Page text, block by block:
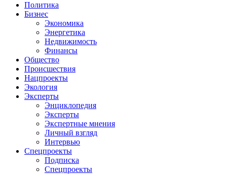
Политика
Бизнес
Экономика
Энергетика
Недвижимость
Финансы
Общество
Происшествия
Нацпроекты
Экология
Эксперты
Энциклопедия
Эксперты
Экспертные мнения
Личный взгляд
Интервью
Спецпроекты
Подписка
Спецпроекты